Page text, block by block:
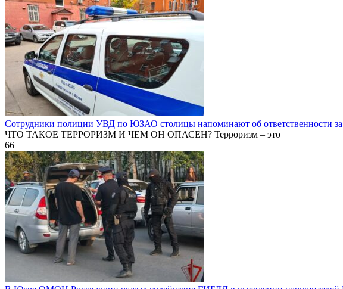
Сотрудники полиции УВД по ЮЗАО столицы напоминают об ответственности за
ЧТО ТАКОЕ ТЕРРОРИЗМ И ЧЕМ ОН ОПАСЕН? Терроризм – это
66